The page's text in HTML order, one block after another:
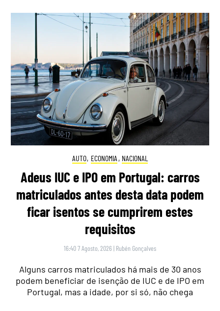
AUTO, ECONOMIA , NACIONAL
Adeus IUC e IPO em Portugal: carros
matriculados antes desta data podem
ficar isentos se cumprirem estes
requisitos
16:40 7 Agosto, 2026 | Rubén Gonçalves
Alguns carros matriculados há mais de 30 anos
podem beneficiar de isenção de IUC e de IPO em
Portugal, mas a idade, por si só, não chega